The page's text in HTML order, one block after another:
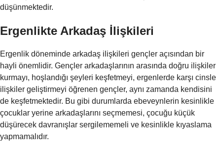
düşünmektedir.
Ergenlikte Arkadaş İlişkileri
Ergenlik döneminde arkadaş ilişkileri gençler açısından bir
hayli önemlidir. Gençler arkadaşlarının arasında doğru ilişkiler
kurmayı, hoşlandığı şeyleri keşfetmeyi, ergenlerde karşı cinsle
ilişkiler geliştirmeyi öğrenen gençler, aynı zamanda kendisini
de keşfetmektedir. Bu gibi durumlarda ebeveynlerin kesinlikle
çocuklar yerine arkadaşlarını seçmemesi, çocuğu küçük
düşürecek davranışlar sergilememeli ve kesinlikle kıyaslama
yapmamalıdır.